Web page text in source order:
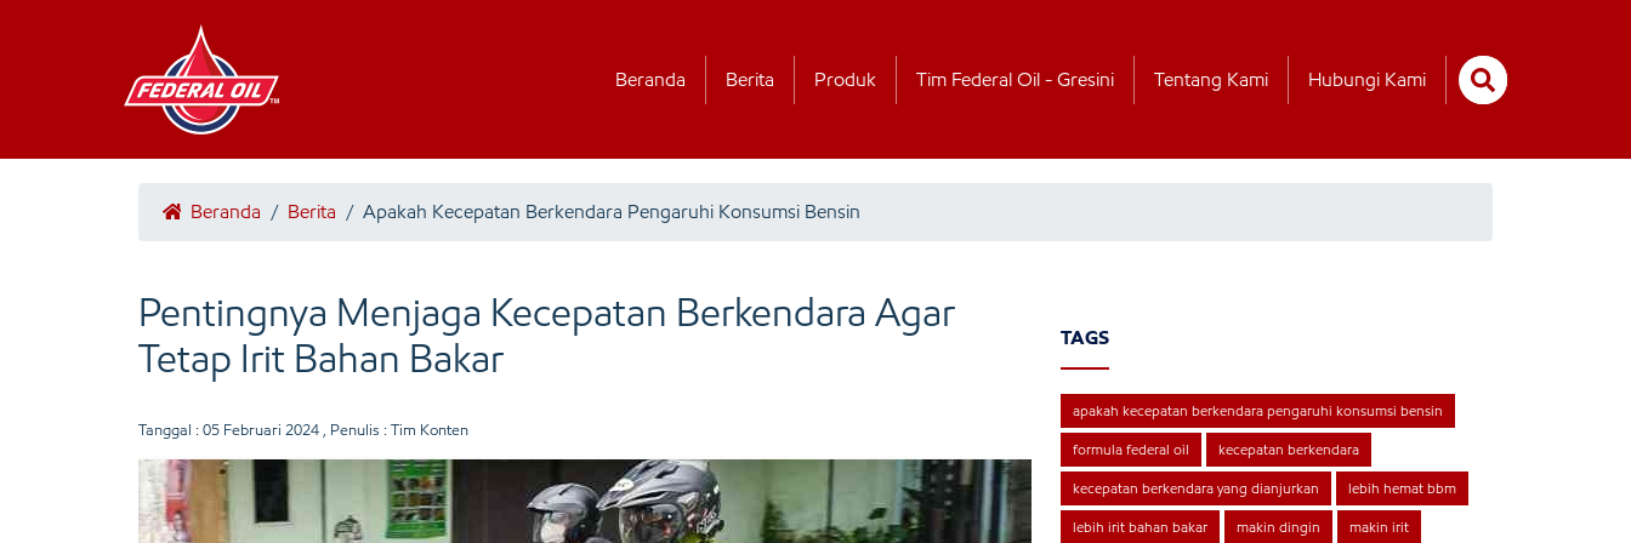
Beranda Berita Produk Tim Federal Oil - Gresini Tentang Kami Hubungi Kami
Beranda / Berita / Apakah Kecepatan Berkendara Pengaruhi Konsumsi Bensin
Pentingnya Menjaga Kecepatan Berkendara Agar
Tetap Irit Bahan Bakar
Tanggal : 05 Februari 2024 , Penulis : Tim Konten
TAGS
apakah kecepatan berkendara pengaruhi konsumsi bensin
formula federal oil kecepatan berkendara
kecepatan berkendara yang dianjurkan lebih hemat bbm
lebih irit bahan bakar makin dingin makin irit